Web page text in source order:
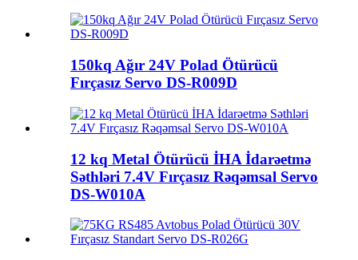
150kq Ağır 24V Polad Ötürücü
Fırçasız Servo DS-R009D
12 kq Metal Ötürücü İHA İdarəetmə
Səthləri 7.4V Fırçasız Rəqəmsal Servo
DS-W010A